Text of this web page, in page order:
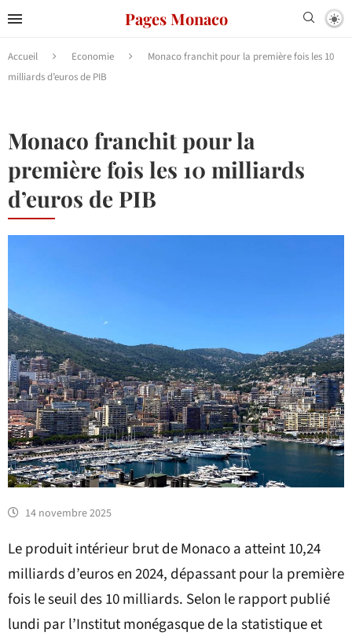
Pages Monaco
Accueil Economie
Monaco franchit pour la première fois les 10
milliards d’euros de PIB
Monaco franchit pour la
première fois les 10 milliards
d’euros de PIB
14 novembre 2025
Le produit intérieur brut de Monaco a atteint 10,24
milliards d’euros en 2024, dépassant pour la première
fois le seuil des 10 milliards. Selon le rapport publié
lundi par l’Institut monégasque de la statistique et